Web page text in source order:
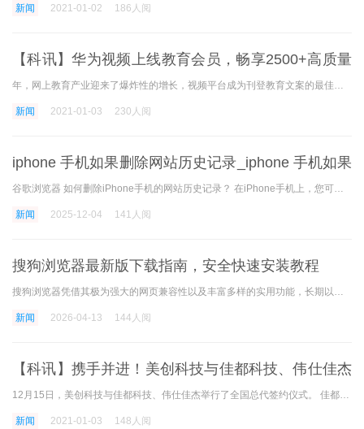
新闻 2021-01-02 186人阅
【科讯】华为视频上线教育会员，畅享2500+高质量
课程资源
年，网上教育产业迎来了爆炸性的增长，视频平台成为刊登教育文案的最佳载体。 最近，航道视频正式发布教育会员，更完全发布自己的视频平台板块，客户只开通航道视频教育会员，
新闻 2021-01-03 230人阅
iphone 手机如果删除网站历史记录_iphone 手机如果
删除网站历史记录怎么恢复
谷歌浏览器 如何删除iPhone手机的网站历史记录？ 在iPhone手机上，您可以轻松删除浏览器的网站历史记录。请按照以下步骤进行操作： 1.打开Safari浏览器 在iPhone的主屏幕上找到Safari浏览
新闻 2025-12-04 141人阅
搜狗浏览器最新版下载指南，安全快速安装教程
搜狗浏览器凭借其极为强大的网页兼容性以及丰富多样的实用功能，长期以来一直是国内用户上网时的得力助手。不过，众多朋友在进行下载操作时，常常会遭遇捆绑软件、下载链接失
新闻 2026-04-13 144人阅
【科讯】携手并进！美创科技与佳都科技、伟仕佳杰
签约全国总代理
12月15日，美创科技与佳都科技、伟仕佳杰举行了全国总代签约仪式。 佳都科技、伟仕佳杰作为全国总代理商，与美创科技合作，共同开拓市场业务，为越来越多领域的顾客提供技术领
新闻 2021-01-03 148人阅